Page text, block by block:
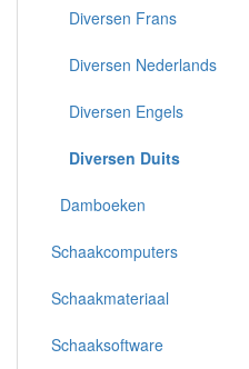
Diversen Frans
Diversen Nederlands
Diversen Engels
Diversen Duits
Damboeken
Schaakcomputers
Schaakmateriaal
Schaaksoftware